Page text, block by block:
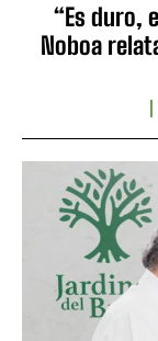
“Es duro,
Noboa